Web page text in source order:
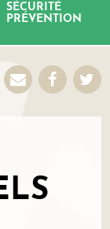
SÉCURITÉ
PRÉVENTION